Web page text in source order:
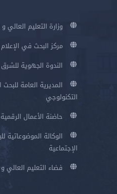
وزارة التعليم العالي
مركز البحث في
الندوة الجهوية للشرق
المديرية العامة
التكنولوجي
حاضنة الأعمال الرقمية
الوكالة الموضوعاتية
الإجتماعية
فضاء التعليم العالي